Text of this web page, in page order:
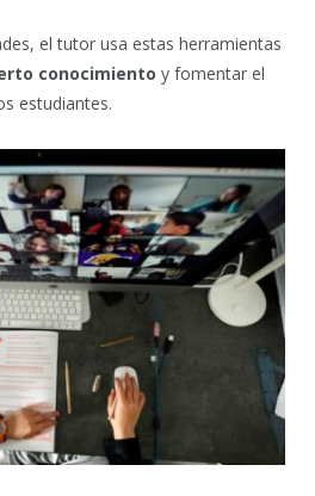
el tutor usa estas herramientas
conocimiento y fomentar el
estudiantes.